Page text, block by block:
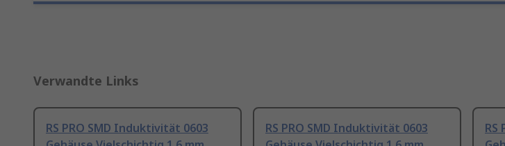
Verwandte Links
RS PRO SMD Induktivität 0603
RS PRO SMD Induktivität 0603
RS